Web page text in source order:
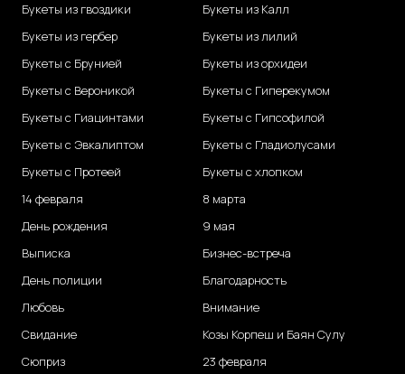
Букеты из гвоздики
Букеты из гербер
Букеты с Брунией
Букеты с Вероникой
Букеты с Гиацинтами
Букеты с Эвкалиптом
Букеты с Протеей
14 февраля
День рождения
Выписка
День полиции
Любовь
Свидание
Сюприз
Букеты из Калл
Букеты из лилий
Букеты из орхидеи
Букеты с Гиперекумом
Букеты с Гипсофилой
Букеты с Гладиолусами
Букеты с хлопком
8 марта
9 мая
Бизнес-встреча
Благодарность
Внимание
Козы Корпеш и Баян Сулу
23 февраля